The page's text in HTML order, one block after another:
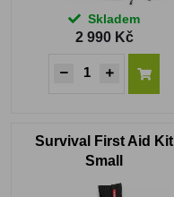
Skladem
2 990 Kč
Survival First Aid Kit
Small